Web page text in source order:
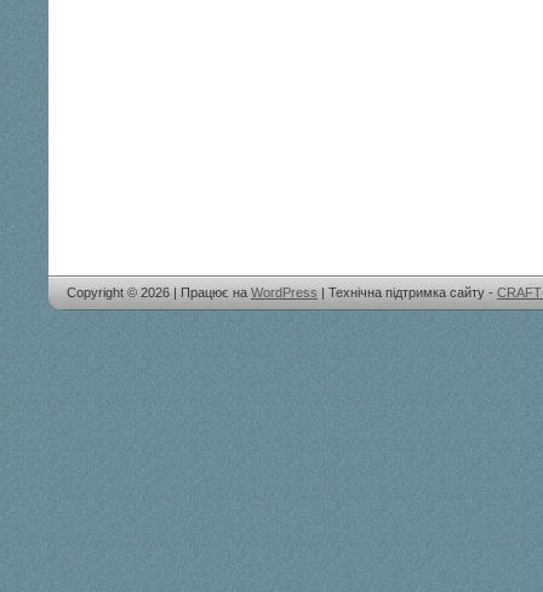
Copyright © 2026 | Працює на WordPress | Технічна підтримка сайту -